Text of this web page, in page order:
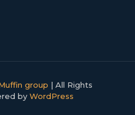
group | All Rights
by WordPress